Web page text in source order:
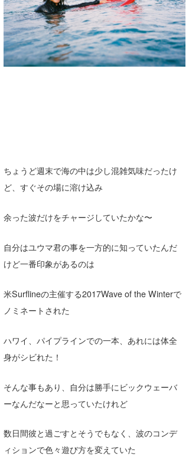
ちょうど週末で海の中は少し混雑気味だったけ
ど、すぐその場に溶け込み
余った波だけをチャージしていたかな〜
自分はユウマ君の事を一方的に知っていたんだ
けど一番印象があるのは
米Surflineの主催する2017Wave of the Winterで
ノミネートされた
ハワイ、パイプラインでの一本、あれには体全
身がシビれた！
そんな事もあり、自分は勝手にビックウェーバ
ーなんだなーと思っていたけれど
数日間彼と過ごすとそうでもなく、波のコンデ
ィションで色々遊び方を変えていた